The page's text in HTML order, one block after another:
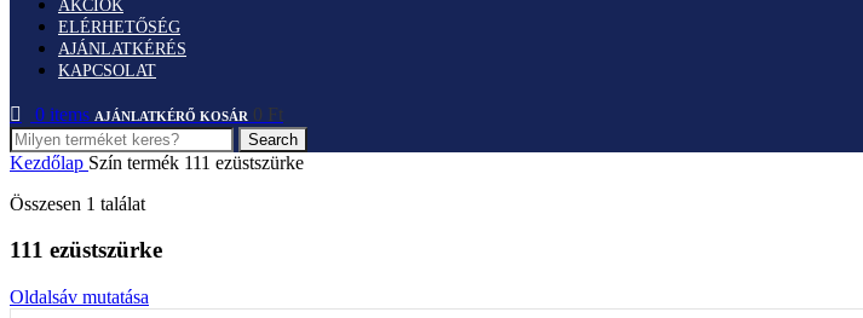
AKCIÓK
ELÉRHETŐSÉG
AJÁNLATKÉRÉS
KAPCSOLAT
0 items 0 Ft
Search
Kezdőlap Szín termék 111 ezüstszürke
Összesen 1 találat
111 ezüstszürke
Oldalsáv mutatása